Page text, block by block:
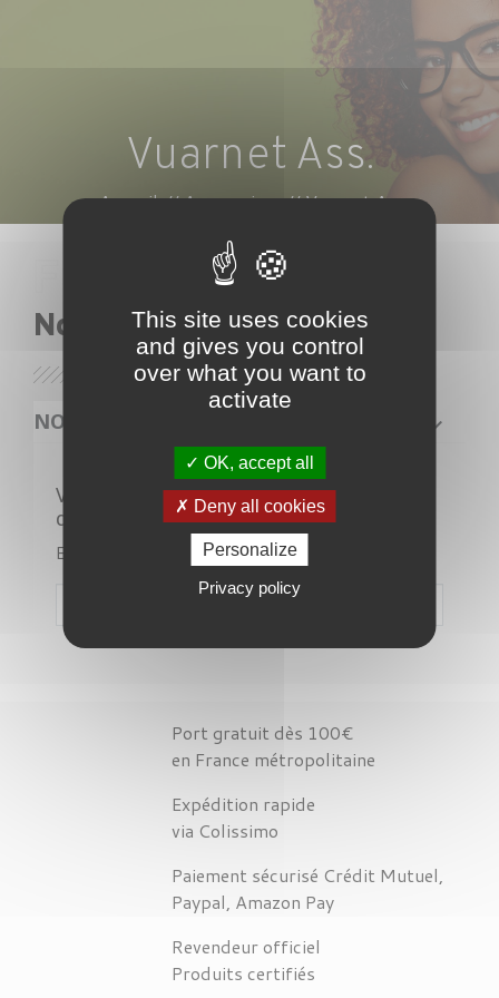
Vuarnet Ass.
Accueil Accessoires Vuarnet Ass.
Nos lunettes
NOS PRODUITS
Veuillez nous excuser pour le
désagrément.
Effectuez une nouvelle recherche
Port gratuit dès 100€
en France métropolitaine
Expédition rapide
via Colissimo
Paiement sécurisé Crédit Mutuel,
Paypal, Amazon Pay
Revendeur officiel
Produits certifiés
This site uses cookies
and gives you control
over what you want to
activate
OK, accept all
Deny all cookies
Personalize
Privacy policy